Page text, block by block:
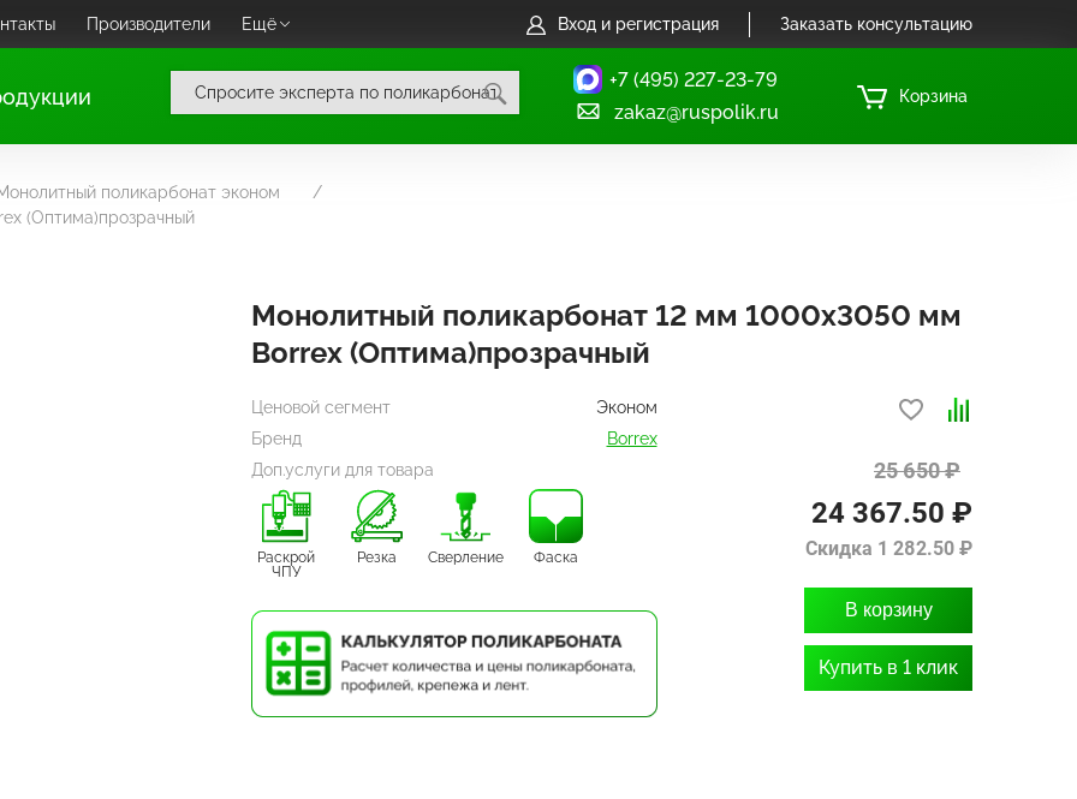
Производители Ещё Вход и регистрация Заказать консультацию
+7 (495) 227-23-79
zakaz@ruspolik.ru
Корзина
поликарбонат эконом
(Оптима)прозрачный
Монолитный поликарбонат 12 мм 1000х3050 мм
Borrex (Оптима)прозрачный
Ценовой сегмент
Эконом
Бренд
Borrex
Доп.услуги для товара
Раскрой
ЧПУ
Резка Сверление Фаска
25 650 ₽
24 367.50 ₽
Скидка 1 282.50 ₽
В корзину
Купить в 1 клик